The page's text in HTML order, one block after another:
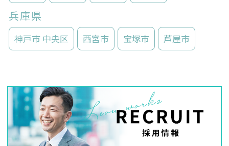
兵庫県
神戸市 中央区 西宮市 宝塚市 芦屋市